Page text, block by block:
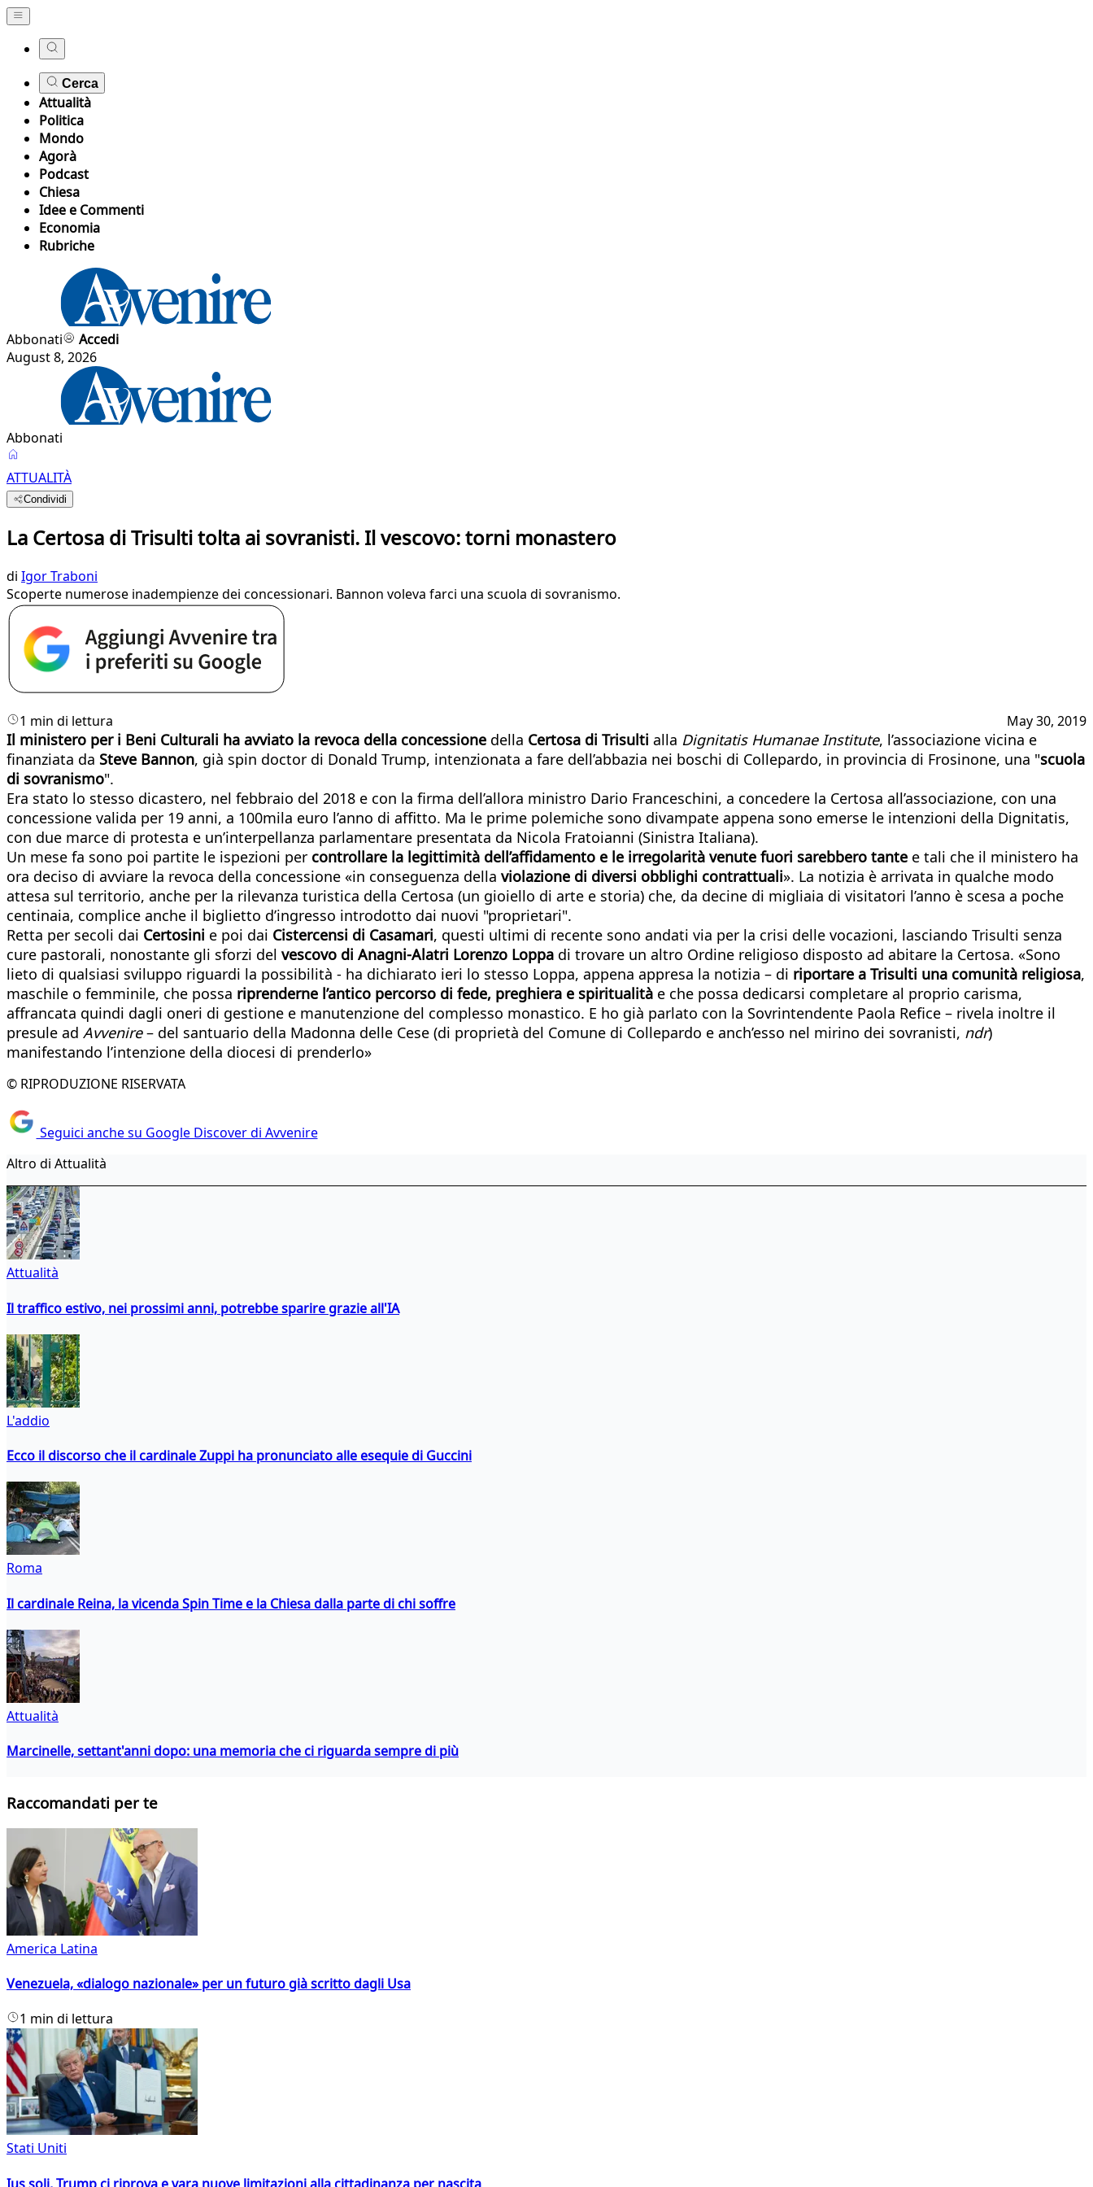
Cerca
Attualità
Politica
Mondo
Agorà
Podcast
Chiesa
Idee e Commenti
Economia
Rubriche
Abbonati
Accedi
August 8, 2026
Abbonati
ATTUALITÀ
Condividi
La Certosa di Trisulti tolta ai sovranisti. Il vescovo: torni monastero
di Igor Traboni
Scoperte numerose inadempienze dei concessionari. Bannon voleva farci una scuola di sovranismo.
1 min di lettura May 30, 2019
Il ministero per i Beni Culturali ha avviato la revoca della concessione della Certosa di Trisulti alla Dignitatis Humanae Institute, l’associazione vicina e
finanziata da Steve Bannon, già spin doctor di Donald Trump, intenzionata a fare dell’abbazia nei boschi di Collepardo, in provincia di Frosinone, una "scuola
di sovranismo".
Era stato lo stesso dicastero, nel febbraio del 2018 e con la firma dell’allora ministro Dario Franceschini, a concedere la Certosa all’associazione, con una
concessione valida per 19 anni, a 100mila euro l’anno di affitto. Ma le prime polemiche sono divampate appena sono emerse le intenzioni della Dignitatis,
con due marce di protesta e un’interpellanza parlamentare presentata da Nicola Fratoianni (Sinistra Italiana).
Un mese fa sono poi partite le ispezioni per controllare la legittimità dell’affidamento e le irregolarità venute fuori sarebbero tante e tali che il ministero ha
ora deciso di avviare la revoca della concessione «in conseguenza della violazione di diversi obblighi contrattuali». La notizia è arrivata in qualche modo
attesa sul territorio, anche per la rilevanza turistica della Certosa (un gioiello di arte e storia) che, da decine di migliaia di visitatori l’anno è scesa a poche
centinaia, complice anche il biglietto d’ingresso introdotto dai nuovi "proprietari".
Retta per secoli dai Certosini e poi dai Cistercensi di Casamari, questi ultimi di recente sono andati via per la crisi delle vocazioni, lasciando Trisulti senza
cure pastorali, nonostante gli sforzi del vescovo di Anagni-Alatri Lorenzo Loppa di trovare un altro Ordine religioso disposto ad abitare la Certosa. «Sono
lieto di qualsiasi sviluppo riguardi la possibilità - ha dichiarato ieri lo stesso Loppa, appena appresa la notizia – di riportare a Trisulti una comunità religiosa,
maschile o femminile, che possa riprenderne l’antico percorso di fede, preghiera e spiritualità e che possa dedicarsi completare al proprio carisma,
affrancata quindi dagli oneri di gestione e manutenzione del complesso monastico. E ho già parlato con la Sovrintendente Paola Refice – rivela inoltre il
presule ad Avvenire– del santuario della Madonna delle Cese (di proprietà del Comune di Collepardo e anch’esso nel mirino dei sovranisti, ndr)
manifestando l’intenzione della diocesi di prenderlo»
© RIPRODUZIONE RISERVATA
Seguici anche su Google Discover di Avvenire
Altro di Attualità
Attualità
Il traffico estivo, nei prossimi anni, potrebbe sparire grazie all'IA
L'addio
Ecco il discorso che il cardinale Zuppi ha pronunciato alle esequie di Guccini
Roma
Il cardinale Reina, la vicenda Spin Time e la Chiesa dalla parte di chi soffre
Attualità
Marcinelle, settant'anni dopo: una memoria che ci riguarda sempre di più
Raccomandati per te
America Latina
Venezuela, «dialogo nazionale» per un futuro già scritto dagli Usa
1 min di lettura
Stati Uniti